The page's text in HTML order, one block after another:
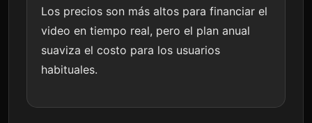
Los precios son más altos para financiar el
video en tiempo real, pero el plan anual
suaviza el costo para los usuarios
habituales.